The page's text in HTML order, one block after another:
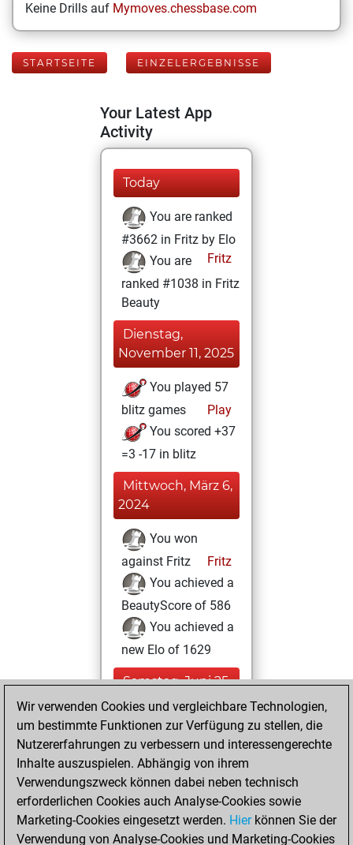
Keine Drills auf Mymoves.chessbase.com
STARTSEITE EINZELERGEBNISSE
Your Latest App
Activity
Today
You are ranked
#3662 in Fritz by Elo
Fritz
You are
ranked #1038 in Fritz
Beauty
Dienstag,
November 11, 2025
You played 57
blitz games
Play
You scored +37
=3 -17 in blitz
Mittwoch, März 6,
2024
You won
against Fritz
Fritz
You achieved a
BeautyScore of 586
You achieved a
new Elo of 1629
Samstag, Juni 25,
2022
You created
your Fritz account
Fritz
Sonntag,
Januar 18, 2015
You played 2
Wir verwenden Cookies und vergleichbare Technologien,
um bestimmte Funktionen zur Verfügung zu stellen, die
Nutzererfahrungen zu verbessern und interessengerechte
Inhalte auszuspielen. Abhängig von ihrem
Verwendungszweck können dabei neben technisch
erforderlichen Cookies auch Analyse-Cookies sowie
Marketing-Cookies eingesetzt werden. Hierkönnen Sie der
Verwendung von Analyse-Cookies und Marketing-Cookies